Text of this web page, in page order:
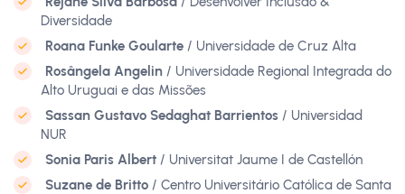
Diversidade
Roana Funke Goularte / Universidade de Cruz Alta
Rosângela Angelin / Universidade Regional Integrada do
Alto Uruguai e das Missões
Sassan Gustavo Sedaghat Barrientos / Universidad
NUR
Sonia Paris Albert / Universitat Jaume I de Castellón
Suzane de Britto / Centro Universitário Católica de Santa